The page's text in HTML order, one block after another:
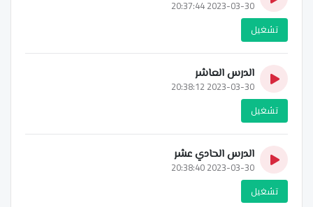
2023-03-30 20:37:44
تشغيل
الدرس العاشر
2023-03-30 20:38:12
تشغيل
الدرس الحادي عشر
2023-03-30 20:38:40
تشغيل